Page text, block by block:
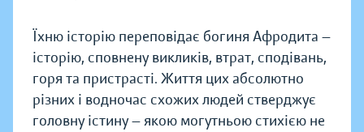
Їхню історію переповідає богиня Афродита —
історію, сповнену викликів, втрат, сподівань,
горя та пристрасті. Життя цих абсолютно
різних і водночас схожих людей стверджує
головну істину — якою могутньою стихією не